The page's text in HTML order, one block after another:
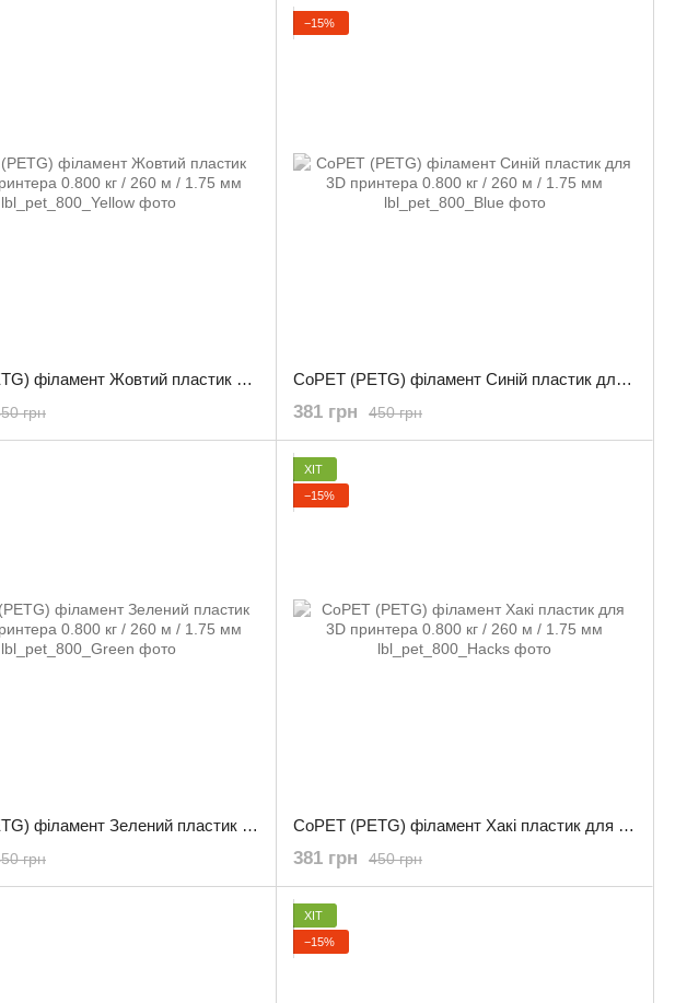
CoPET (PETG) філамент Жовтий пластик для 3D принтера 0.800 кг / 260 м / 1.75 мм
грн
−15%
CoPET (PETG) філамент Синій пластик для 3D принтера 0.800 кг / 260 м / 1.75 мм
450 грн
381 грн
CoPET (PETG) філамент Зелений пластик для 3D принтера 0.800 кг / 260 м / 1.75 мм
грн
ХІТ
−15%
CoPET (PETG) філамент Хакі пластик для 3D принтера 0.800 кг / 260 м / 1.75 мм
450 грн
381 грн
ХІТ
−15%